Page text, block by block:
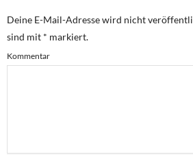
Deine E-Mail-Adresse wird nicht
sind mit * markiert.
Kommentar